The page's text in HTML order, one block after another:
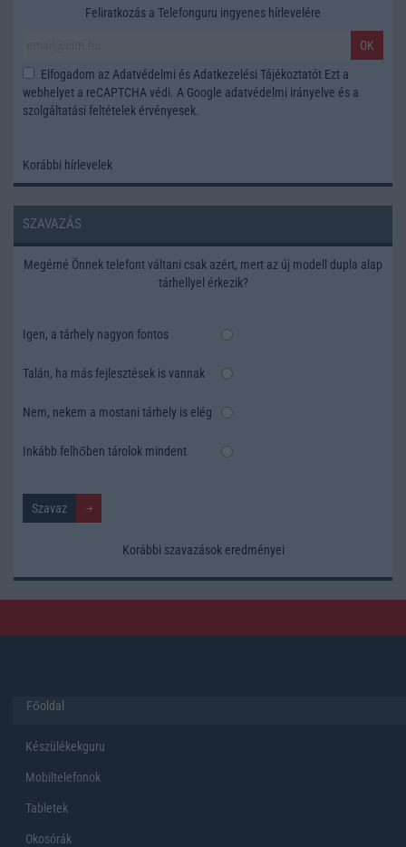
Feliratkozás a Telefonguru ingyenes hírlevelére
OK
Elfogadom azAdatvédelmi és Adatkezelési Tájékoztatót Ezt a
webhelyet a reCAPTCHA védi. A Google adatvédelmi irányelve és a
szolgáltatási feltételek érvényesek.
Korábbi hírlevelek
SZAVAZÁS
Megérné Önnek telefont váltani csak azért, mert az új modell dupla alap
tárhellyel érkezik?
Igen, a tárhely nagyon fontos
Talán, ha más fejlesztések is vannak
Nem, nekem a mostani tárhely is elég
Inkább felhőben tárolok mindent
Korábbi szavazások eredményei
Főoldal
Készülékekguru
Mobiltelefonok
Tabletek
Okosórák